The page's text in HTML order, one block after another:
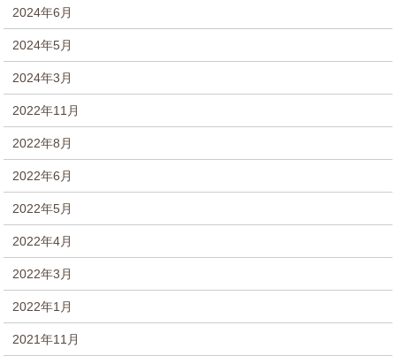
2024年6月
2024年5月
2024年3月
2022年11月
2022年8月
2022年6月
2022年5月
2022年4月
2022年3月
2022年1月
2021年11月